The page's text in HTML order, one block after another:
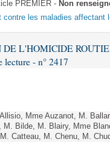
PREMIER - Non
les maladies affectant
DE L'HOMICIDE
- n° 2417
Mme Auzanot, M.
M. Bilde, M. Blairy, Mme
Catteau, M. Chenu, M.